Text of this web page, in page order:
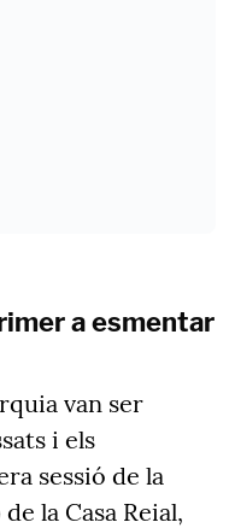
a esmentar
van ser
i els
sessió de la
la Casa Reial,